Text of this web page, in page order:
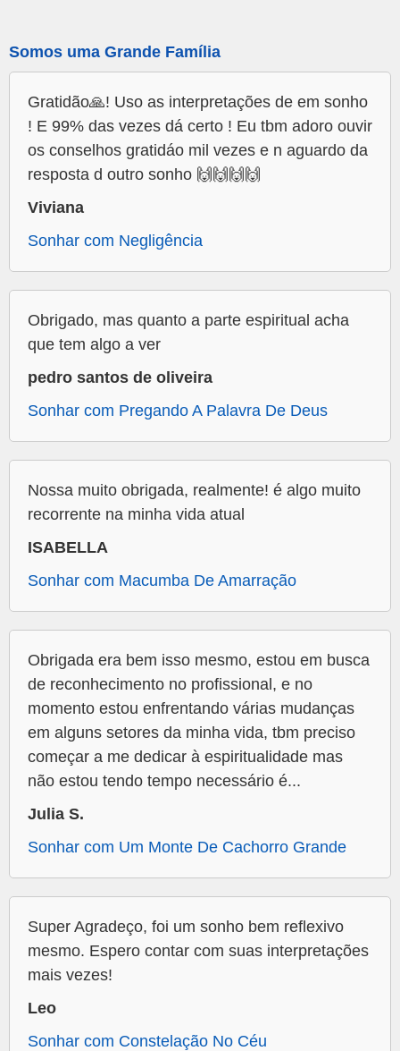
Somos uma Grande Família
Gratidão🙏! Uso as interpretações de em sonho
! E 99% das vezes dá certo ! Eu tbm adoro ouvir
os conselhos gratidáo mil vezes e n aguardo da
resposta d outro sonho 🙌🙌🙌🙌
Viviana
Sonhar com Negligência
Obrigado, mas quanto a parte espiritual acha
que tem algo a ver
pedro santos de oliveira
Sonhar com Pregando A Palavra De Deus
Nossa muito obrigada, realmente! é algo muito
recorrente na minha vida atual
ISABELLA
Sonhar com Macumba De Amarração
Obrigada era bem isso mesmo, estou em busca
de reconhecimento no profissional, e no
momento estou enfrentando várias mudanças
em alguns setores da minha vida, tbm preciso
começar a me dedicar à espiritualidade mas
não estou tendo tempo necessário é...
Julia S.
Sonhar com Um Monte De Cachorro Grande
Super Agradeço, foi um sonho bem reflexivo
mesmo. Espero contar com suas interpretações
mais vezes!
Leo
Sonhar com Constelação No Céu